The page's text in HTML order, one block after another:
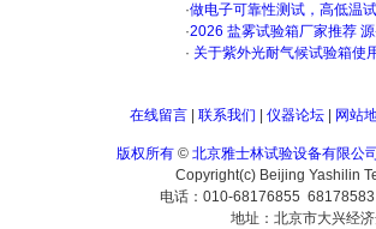
·做电子可靠性测试，高低温
·2026 盐雾试验箱厂家推荐
· 关于紫外光耐气候试验箱使
在线留言| 联系我们 仪器论坛| 网站
版权所有 © 北京雅士林试验设备有限公
Copyright(c) Beijing Yashilin
电话：010-68176855
地址：北京市大兴经